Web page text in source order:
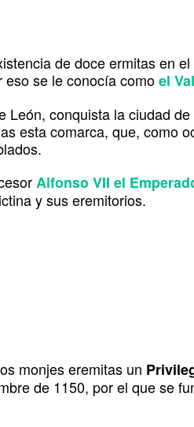
de doce ermitas en
eso se le conocía comoel
León, conquista la ciudad
esta comarca, que, como
Alfonso VII el
y sus eremitorios.
monjes eremitas un
de 1150, por el que se